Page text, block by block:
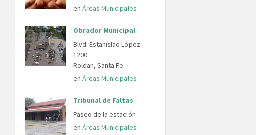
en Áreas Municipales
Obrador Municipal
Blvd. Estanislao López
1200
Roldan, Santa Fe
en Áreas Municipales
Tribunal de Faltas
Paseo de la estación
en Áreas Municipales